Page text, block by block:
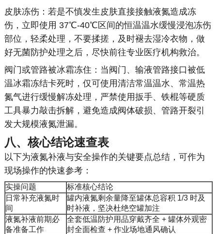
皮肤冻伤：若是不慎发生皮肤直接接触液氮造成冻
伤，立即使用 37℃-40℃区间的恒温温水缓慢浸泡冻伤
部位，轻柔处理，不要揉搓，及时褪去湿冷衣物，做
好无菌防护处理之后，尽快前往专业医疗机构救治。
阀门或管路被冰霜冻住：当阀门、输液管路接口被低
温冰霜冻结卡死时，仅可使用清洁常温温水、常温热
氮气进行缓慢解冻处理，严禁使用扳手、铁棍等硬质
工具暴力敲击拆解，避免造成阀体破损、管路开裂引
发大规模液氮泄漏。
八、核心结论速查表
以下为液氮补液与安全操作的关键要点总结，可作为
现场操作的快速参考：
实操问题
标准核心结论
日常补充液氮时
间
罐内液氮剩余量降至罐体总容积 1/3 时及
时补液，坚决杜绝空罐加注
液氮补液前期必
备准备工作
全套低温防护用品穿戴齐全 + 罐体外观密
封全面检查 + 作业场地通风确认